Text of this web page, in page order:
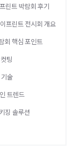
린트 박람회 후기
프린트 전시회 개요
회 핵심 포인트
팅
술
트렌드
징 솔루션